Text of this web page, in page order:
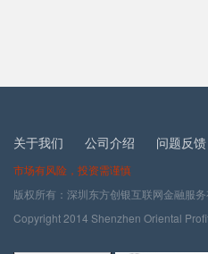
关于我们 公司介绍 问题反馈
市场有风险，投资需谨慎
版权所有：深圳东方创银互联网金融服
Copyright 2014 Shenzhen Oriental